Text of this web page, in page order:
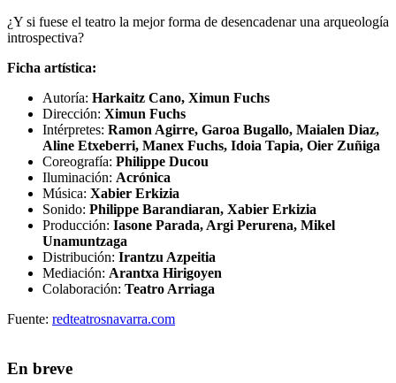
¿Y si fuese el teatro la mejor forma de desencadenar una arqueología
introspectiva?
Ficha artística:
Autoría: Harkaitz Cano, Ximun Fuchs
Dirección: Ximun Fuchs
Intérpretes: Ramon Agirre, Garoa Bugallo, Maialen Diaz,
Aline Etxeberri, Manex Fuchs, Idoia Tapia, Oier Zuñiga
Coreografía: Philippe Ducou
Iluminación: Acrónica
Música: Xabier Erkizia
Sonido: Philippe Barandiaran, Xabier Erkizia
Producción: Iasone Parada, Argi Perurena, Mikel
Unamuntzaga
Distribución: Irantzu Azpeitia
Mediación: Arantxa Hirigoyen
Colaboración: Teatro Arriaga
Fuente: redteatrosnavarra.com
En breve